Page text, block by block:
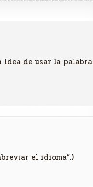
idea de usar la palabra
el idioma”.)